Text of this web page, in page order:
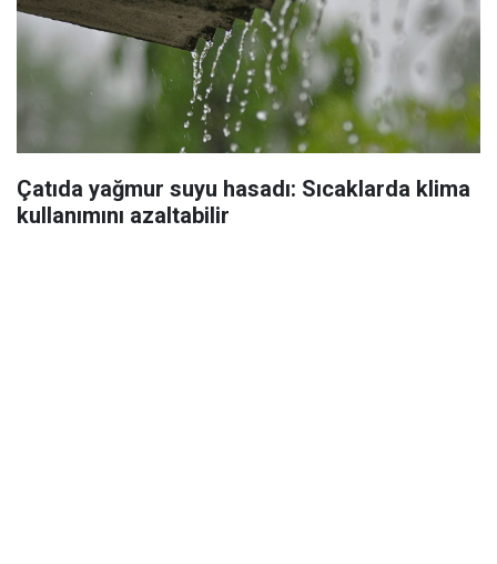
Çatıda yağmur suyu hasadı: Sıcaklarda klima
kullanımını azaltabilir